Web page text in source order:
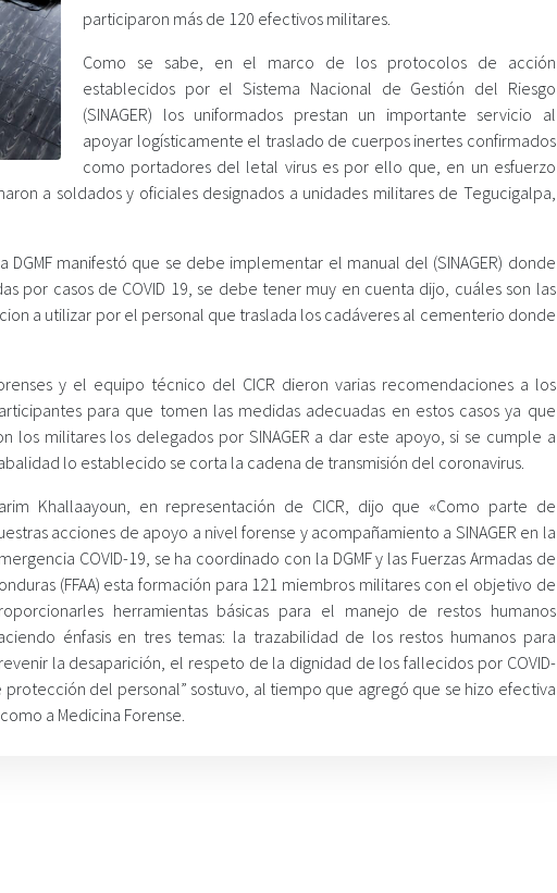
participaron más de 120 efectivos militares.
Como se sabe, en el marco de los protocolos de acción
establecidos por el Sistema Nacional de Gestión del Riesgo
(SINAGER) los uniformados prestan un importante servicio al
apoyar logísticamente el traslado de cuerpos inertes confirmados
como portadores del letal virus es por ello que, en un esfuerzo
a soldados y oficiales designados a unidades militares de Tegucigalpa,
manifestó que se debe implementar el manual del (SINAGER) donde
por casos de COVID 19, se debe tener muy en cuenta dijo, cuáles son las
a utilizar por el personal que traslada los cadáveres al cementerio donde
y el equipo técnico del CICR dieron varias recomendaciones a los
para que tomen las medidas adecuadas en estos casos ya que
los militares los delegados por SINAGER a dar este apoyo, si se cumple a
lo establecido se corta la cadena de transmisión del coronavirus.
Khallaayoun, en representación de CICR, dijo que «Como parte de
acciones de apoyo a nivel forense y acompañamiento a SINAGER en la
COVID-19, se ha coordinado con la DGMF y las Fuerzas Armadas de
(FFAA) esta formación para 121 miembros militares con el objetivo de
herramientas básicas para el manejo de restos humanos
énfasis en tres temas: la trazabilidad de los restos humanos para
la desaparición, el respeto de la dignidad de los fallecidos por COVID-
del personal” sostuvo, al tiempo que agregó que se hizo efectiva
a Medicina Forense.